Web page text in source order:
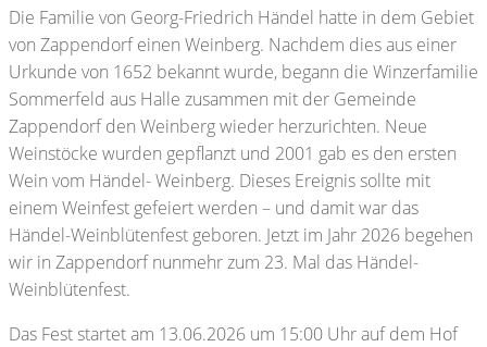
Die Familie von Georg-Friedrich Händel hatte in dem Gebiet
von Zappendorf einen Weinberg. Nachdem dies aus einer
Urkunde von 1652 bekannt wurde, begann die Winzerfamilie
Sommerfeld aus Halle zusammen mit der Gemeinde
Zappendorf den Weinberg wieder herzurichten. Neue
Weinstöcke wurden gepflanzt und 2001 gab es den ersten
Wein vom Händel- Weinberg. Dieses Ereignis sollte mit
einem Weinfest gefeiert werden – und damit war das
Händel-Weinblütenfest geboren. Jetzt im Jahr 2026 begehen
wir in Zappendorf nunmehr zum 23. Mal das Händel-
Weinblütenfest.
Das Fest startet am 13.06.2026 um 15:00 Uhr auf dem Hof